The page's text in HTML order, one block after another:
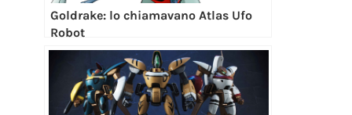
Goldrake: lo chiamavano Atlas Ufo
Robot